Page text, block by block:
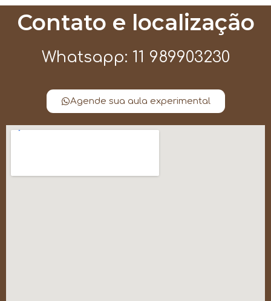
Contato e localização
Whatsapp: 11 989903230
Agende sua aula experimental